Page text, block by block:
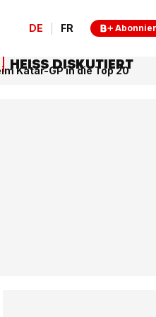
DE FR
Katar-GP in die Top 20
HEISS DISKUTIERT